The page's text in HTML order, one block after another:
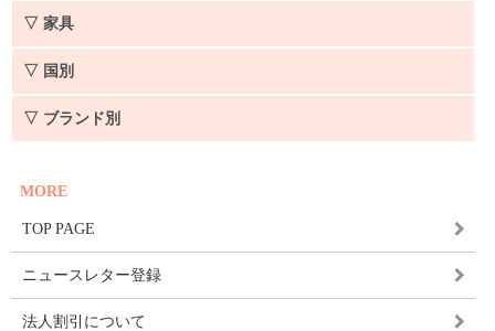
▽ 家具
▽ 国別
▽ ブランド別
MORE
TOP PAGE
ニュースレター登録
法人割引について